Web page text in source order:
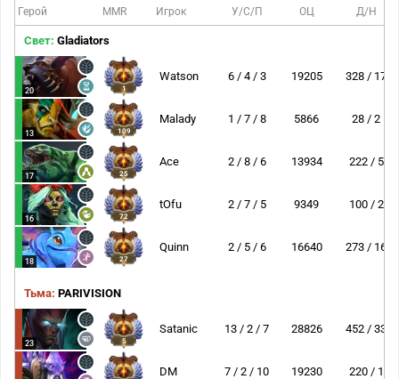
Герой MMR Игрок У/С/П ОЦ Д/Н
Свет: Gladiators
20 1
Watson 6 / 4 / 3 19205 328 / 17
13 109
Malady 1 / 7 / 8 5866 28 / 2
17 25
Ace 2 / 8 / 6 13934 222 / 5
16 72
tOfu 2 / 7 / 5 9349 100 / 2
18 27
Quinn 2 / 5 / 6 16640 273 / 16
Тьма: PARIVISION
23 5
Satanic 13 / 2 / 7 28826 452 / 33
DM 7 / 2 / 10 19230 220 / 1